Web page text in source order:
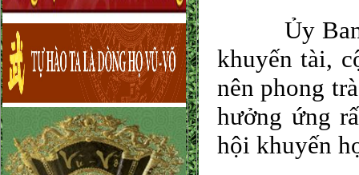
Ủy Ban
khuyến tài,
nên phong
hưởng ứng
hội khuyến